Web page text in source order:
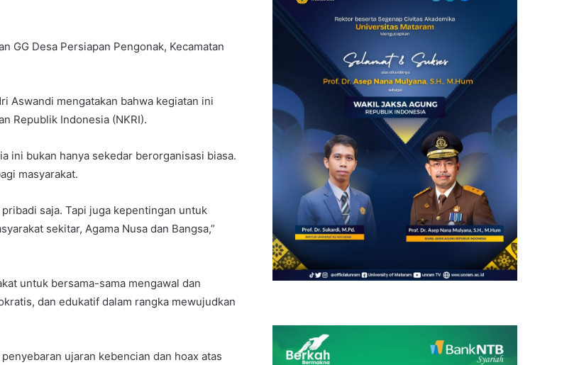
GG Desa Persiapan Pengonak, Kecamatan
Aswandi mengatakan bahwa kegiatan ini
Republik Indonesia (NKRI).
ini bukan hanya sekedar berorganisasi biasa.
masyarakat.
saja. Tapi juga kepentingan untuk
sekitar, Agama Nusa dan Bangsa,”
untuk bersama-sama mengawal dan
dan edukatif dalam rangka mewujudkan
ujaran kebencian dan hoax atas